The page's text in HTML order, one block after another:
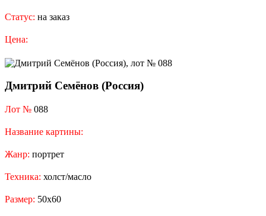
Статус: на заказ
Цена:
Дмитрий Семёнов (Россия)
Лот № 088
Название картины:
Жанр: портрет
Техника: холст/масло
Размер: 50х60